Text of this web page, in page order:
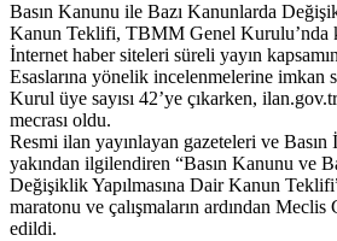
Basın Kanunu ile Bazı Kanunlarda
Kanun Teklifi, TBMM Genel Kurulu’nda
İnternet haber siteleri süreli yayın
Esaslarına yönelik incelenmelerine imkan
Kurul üye sayısı 42’ye çıkarken,
mecrası oldu.
Resmi ilan yayınlayan gazeteleri ve
yakından ilgilendiren “Basın Kanunu ve
Değişiklik Yapılmasına Dair Kanun
maratonu ve çalışmaların ardından
edildi.